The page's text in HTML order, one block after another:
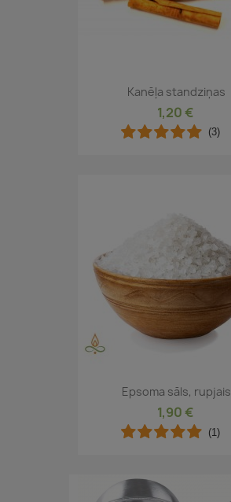
Kanēļa standziņas
1,20 €
(3)
Epsoma sāls, rupjais
1,90 €
(1)